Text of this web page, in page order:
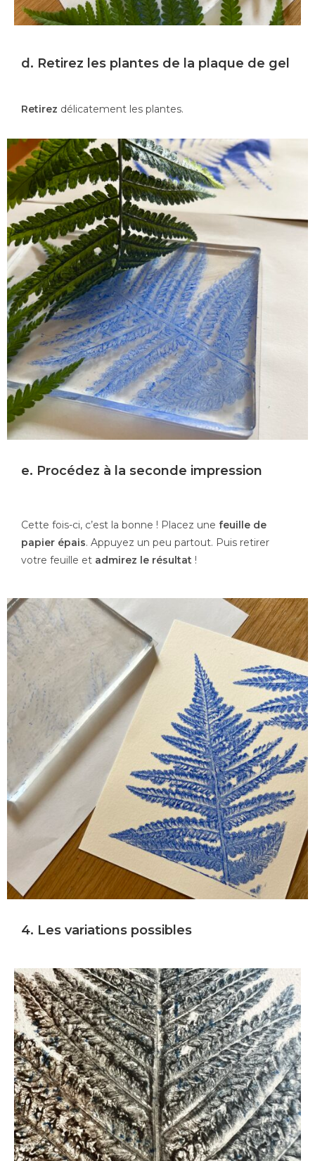
d. Retirez les plantes de la plaque de gel
Retirez délicatement les plantes.
e. Procédez à la seconde impression
Cette fois-ci, c’est la bonne ! Placez une feuille de
papier épais. Appuyez un peu partout. Puis retirer
votre feuille et admirez le résultat !
4. Les variations possibles